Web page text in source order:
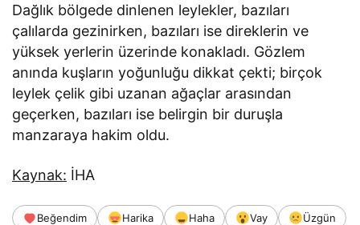
Dağlık bölgede dinlenen leylekler, bazıları
çalılarda gezinirken, bazıları ise direklerin ve
yüksek yerlerin üzerinde konakladı. Gözlem
anında kuşların yoğunluğu dikkat çekti; birçok
leylek çelik gibi uzanan ağaçlar arasından
geçerken, bazıları ise belirgin bir duruşla
manzaraya hakim oldu.
Kaynak: İHA
Beğendim Harika Haha Vay
Üzgün